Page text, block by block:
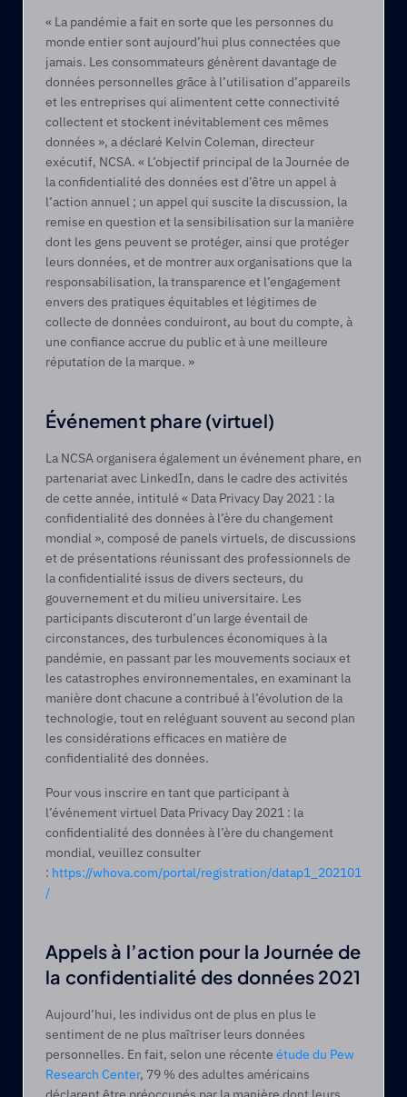
« La pandémie a fait en sorte que les personnes du
monde entier sont aujourd’hui plus connectées que
jamais. Les consommateurs génèrent davantage de
données personnelles grâce à l’utilisation d’appareils
et les entreprises qui alimentent cette connectivité
collectent et stockent inévitablement ces mêmes
données », a déclaré Kelvin Coleman, directeur
exécutif, NCSA. « L’objectif principal de la Journée de
la confidentialité des données est d’être un appel à
l’action annuel ; un appel qui suscite la discussion, la
remise en question et la sensibilisation sur la manière
dont les gens peuvent se protéger, ainsi que protéger
leurs données, et de montrer aux organisations que la
responsabilisation, la transparence et l’engagement
envers des pratiques équitables et légitimes de
collecte de données conduiront, au bout du compte, à
une confiance accrue du public et à une meilleure
réputation de la marque. »
Événement phare (virtuel)
La NCSA organisera également un événement phare, en
partenariat avec LinkedIn, dans le cadre des activités
de cette année, intitulé « Data Privacy Day 2021 : la
confidentialité des données à l’ère du changement
mondial », composé de panels virtuels, de discussions
et de présentations réunissant des professionnels de
la confidentialité issus de divers secteurs, du
gouvernement et du milieu universitaire. Les
participants discuteront d’un large éventail de
circonstances, des turbulences économiques à la
pandémie, en passant par les mouvements sociaux et
les catastrophes environnementales, en examinant la
manière dont chacune a contribué à l’évolution de la
technologie, tout en reléguant souvent au second plan
les considérations efficaces en matière de
confidentialité des données.
Pour vous inscrire en tant que participant à
l’événement virtuel Data Privacy Day 2021 : la
confidentialité des données à l’ère du changement
mondial, veuillez consulter
: https://whova.com/portal/registration/datap1_202101
/
Appels à l’action pour la Journée de
la confidentialité des données 2021
Aujourd’hui, les individus ont de plus en plus le
sentiment de ne plus maîtriser leurs données
personnelles. En fait, selon une récente étude du Pew
Research Center, 79 % des adultes américains